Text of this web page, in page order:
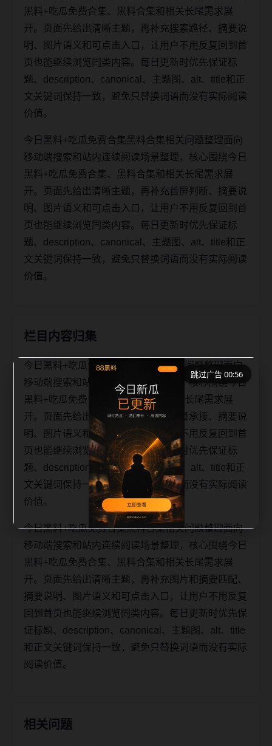
黑料+吃瓜免费合集、黑料合集和相关长尾需求展
开。页面先给出清晰主题，再补充搜索路径、摘要说
明、图片语义和可点击入口，让用户不用反复回到首
页也能继续浏览同类内容。每日更新时优先保证标
题、description、canonical、主题图、alt、title和正
文关键词保持一致，避免只替换词语而没有实际阅读
价值。
今日黑料+吃瓜免费合集黑料合集相关问题整理面向
移动端搜索和站内连续阅读场景整理，核心围绕今日
黑料+吃瓜免费合集、黑料合集和相关长尾需求展
开。页面先给出清晰主题，再补充首屏判断、摘要说
明、图片语义和可点击入口，让用户不用反复回到首
页也能继续浏览同类内容。每日更新时优先保证标
题、description、canonical、主题图、alt、title和正
文关键词保持一致，避免只替换词语而没有实际阅读
价值。
栏目内容归集
今日黑料+吃瓜免费合集黑料合集相关问题整理面向
移动端搜索和站内连续阅读场景整理，核心围绕今日
黑料+吃瓜免费合集、黑料合集和相关长尾需求展
开。页面先给出清晰主题，再补充栏目承接、摘要说
明、图片语义和可点击入口，让用户不用反复回到首
页也能继续浏览同类内容。每日更新时优先保证标
题、description、canonical、主题图、alt、title和正
文关键词保持一致，避免只替换词语而没有实际阅读
价值。
今日黑料+吃瓜免费合集黑料合集相关问题整理面向
移动端搜索和站内连续阅读场景整理，核心围绕今日
黑料+吃瓜免费合集、黑料合集和相关长尾需求展
开。页面先给出清晰主题，再补充图片和摘要匹配、
摘要说明、图片语义和可点击入口，让用户不用反复
回到首页也能继续浏览同类内容。每日更新时优先保
证标题、description、canonical、主题图、alt、title
和正文关键词保持一致，避免只替换词语而没有实际
阅读价值。
相关问题
跳过广告 00:55